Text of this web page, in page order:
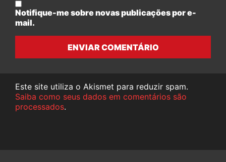
Notifique-me sobre novas publicações por e-
mail.
ENVIAR COMENTÁRIO
Este site utiliza o Akismet para reduzir spam.
Saiba como seus dados em comentários são
processados.